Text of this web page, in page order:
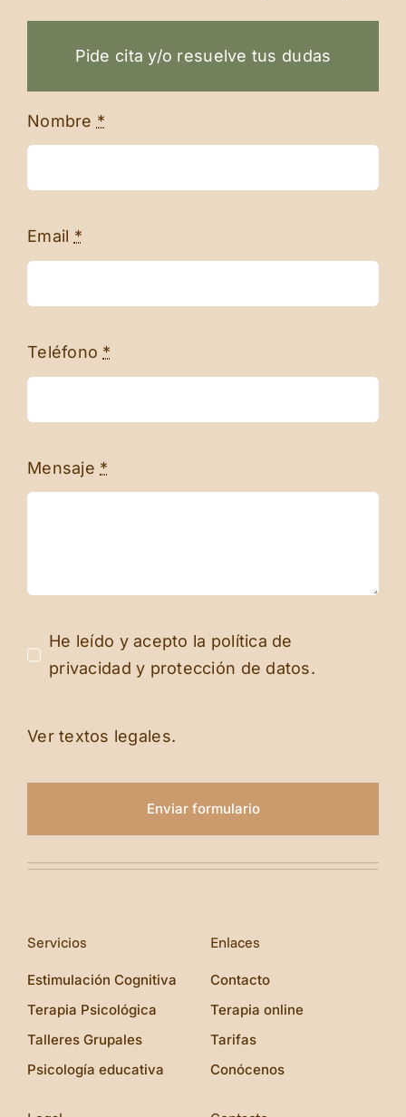
Pide cita y/o resuelve tus dudas
Nombre *
Email *
Teléfono *
Mensaje *
He leído y acepto la política de
privacidad y protección de datos.
Ver textos legales.
Enviar formulario
Servicios
Estimulación Cognitiva
Terapia Psicológica
Talleres Grupales
Psicología educativa
Enlaces
Contacto
Terapia online
Tarifas
Conócenos